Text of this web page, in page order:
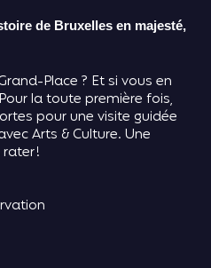
de Bruxelles en majesté,
Place ? Et si vous en
la toute première fois,
pour une visite guidée
Arts & Culture. Une
!